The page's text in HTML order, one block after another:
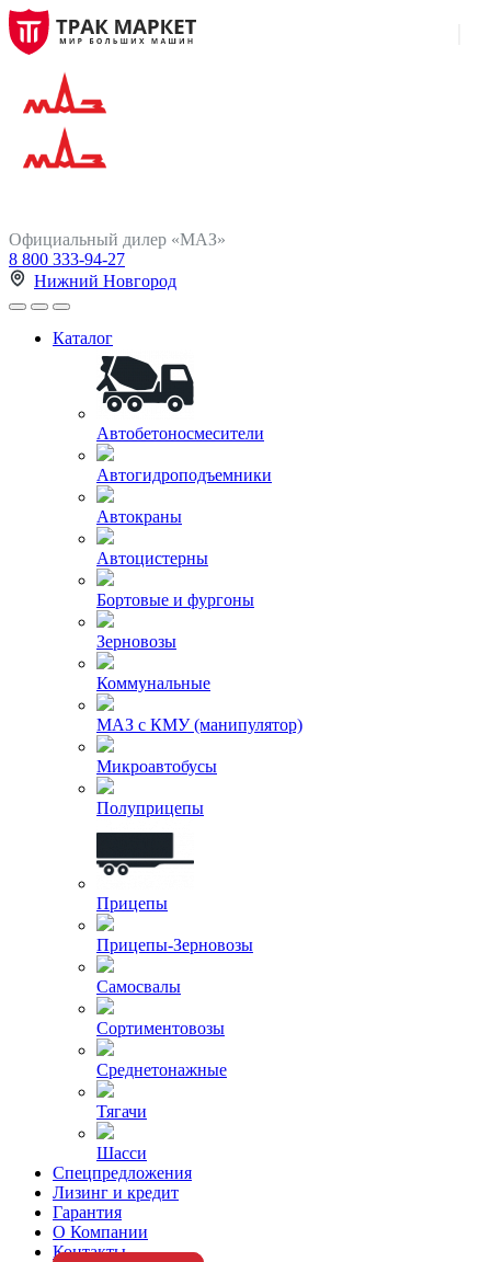
Официальный дилер «МАЗ»
8 800 333-94-27
Нижний Новгород
Каталог
Автобетоносмесители
Автогидроподъемники
Автокраны
Автоцистерны
Бортовые и фургоны
Зерновозы
Коммунальные
МАЗ с КМУ (манипулятор)
Микроавтобусы
Полуприцепы
Прицепы
Прицепы-Зерновозы
Самосвалы
Сортиментовозы
Среднетонажные
Тягачи
Шасси
Спецпредложения
Лизинг и кредит
Гарантия
О Компании
Контакты